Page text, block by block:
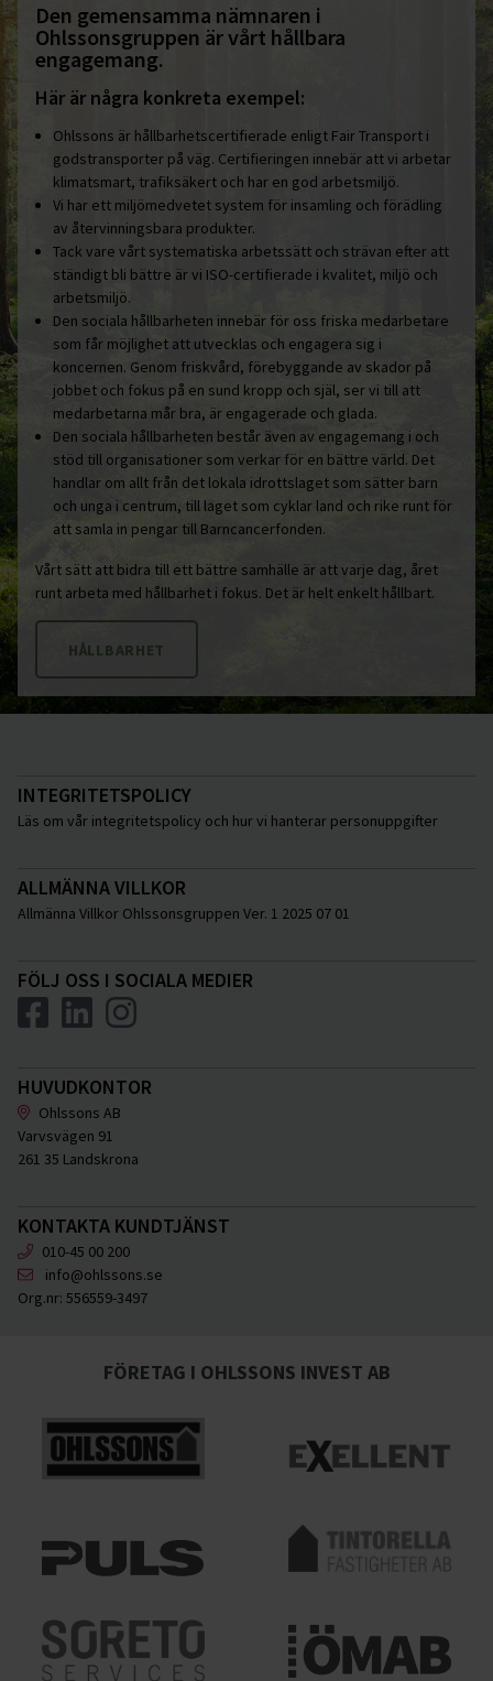
Den gemensamma nämnaren i
Ohlssonsgruppen är vårt hållbara
engagemang.
Här är några konkreta exempel:
Ohlssons är hållbarhetscertifierade enligt Fair Transport i
godstransporter på väg. Certifieringen innebär att vi arbetar
klimatsmart, trafiksäkert och har en god arbetsmiljö.
Vi har ett miljömedvetet system för insamling och förädling
av återvinningsbara produkter.
Tack vare vårt systematiska arbetssätt och strävan efter att
ständigt bli bättre är vi ISO-certifierade i kvalitet, miljö och
arbetsmiljö.
Den sociala hållbarheten innebär för oss friska medarbetare
som får möjlighet att utvecklas och engagera sig i
koncernen. Genom friskvård, förebyggande av skador på
jobbet och fokus på en sund kropp och själ, ser vi till att
medarbetarna mår bra, är engagerade och glada.
Den sociala hållbarheten består även av engagemang i och
stöd till organisationer som verkar för en bättre värld. Det
handlar om allt från det lokala idrottslaget som sätter barn
och unga i centrum, till laget som cyklar land och rike runt för
att samla in pengar till Barncancerfonden.
Vårt sätt att bidra till ett bättre samhälle är att varje dag, året
runt arbeta med hållbarhet i fokus. Det är helt enkelt hållbart.
HÅLLBARHET
INTEGRITETSPOLICY
Läs om vår integritetspolicy och hur vi hanterar personuppgifter
ALLMÄNNA VILLKOR
Allmänna Villkor Ohlssonsgruppen Ver. 1 2025 07 01
FÖLJ OSS I SOCIALA MEDIER
HUVUDKONTOR
Ohlssons AB
Varvsvägen 91
261 35 Landskrona
KONTAKTA KUNDTJÄNST
010-45 00 200
info@ohlssons.se
Org.nr: 556559-3497
FÖRETAG I OHLSSONS INVEST AB